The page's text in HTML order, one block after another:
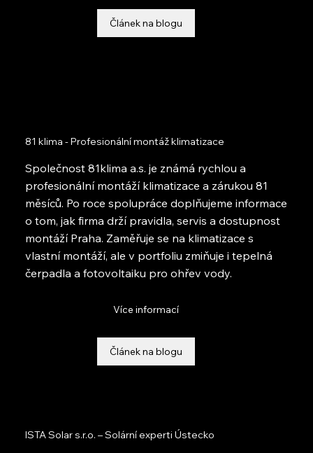
Článek na blogu
81 klima - Profesionální montáž klimatizace
Společnost 81klima a.s. je známá rychlou a
profesionální montáží klimatizace a zárukou 81
měsíců. Po roce spolupráce doplňujeme informace
o tom, jak firma drží pravidla, servis a dostupnost
montáží Praha. Zaměřuje se na klimatizace s
vlastní montáží, ale v portfoliu zmiňuje i tepelná
čerpadla a fotovoltaiku pro ohřev vody.
Více informací
Článek na blogu
ISTA Solar s.r.o. – Solární experti Ústecko